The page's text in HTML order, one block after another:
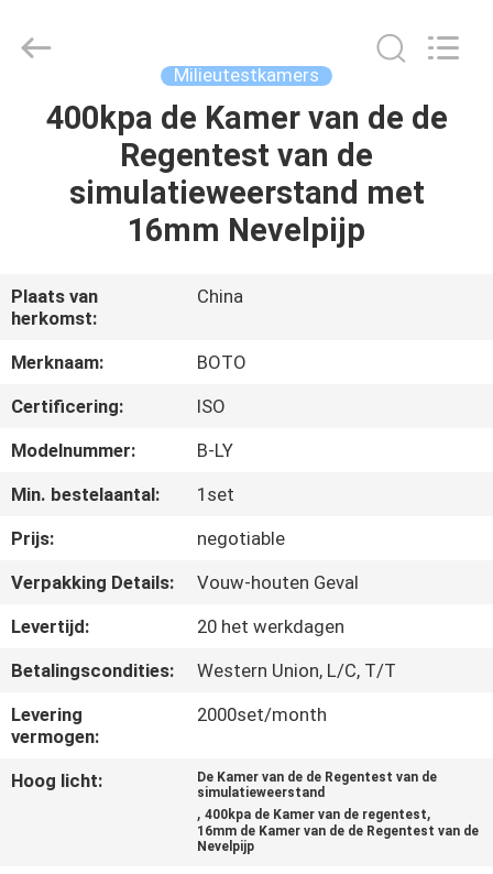
HUIS
PRODUCTEN
ONS
FABRIEKSREIS
KWALITEITSCONTROLE
CONTACTEER
ONS
VERZOEK
CITAAT
SITEMAP
PRIVACYBELEID
Rights
Milieutestkamers
400kpa de Kamer van de de
Regentest van de
simulatieweerstand met
16mm Nevelpijp
Plaats van
herkomst:
China
Merknaam:
BOTO
Certificering:
ISO
Modelnummer:
B-LY
Min. bestelaantal:
1set
Prijs:
negotiable
Verpakking Details:
Vouw-houten Geval
Levertijd:
20 het werkdagen
Betalingscondities:
Western Union, L/C, T/T
Levering
vermogen:
2000set/month
Hoog licht:
De Kamer van de de Regentest van de
simulatieweerstand
,400kpa de Kamer van de regentest,
16mm de Kamer van de de Regentest van de
Nevelpijp